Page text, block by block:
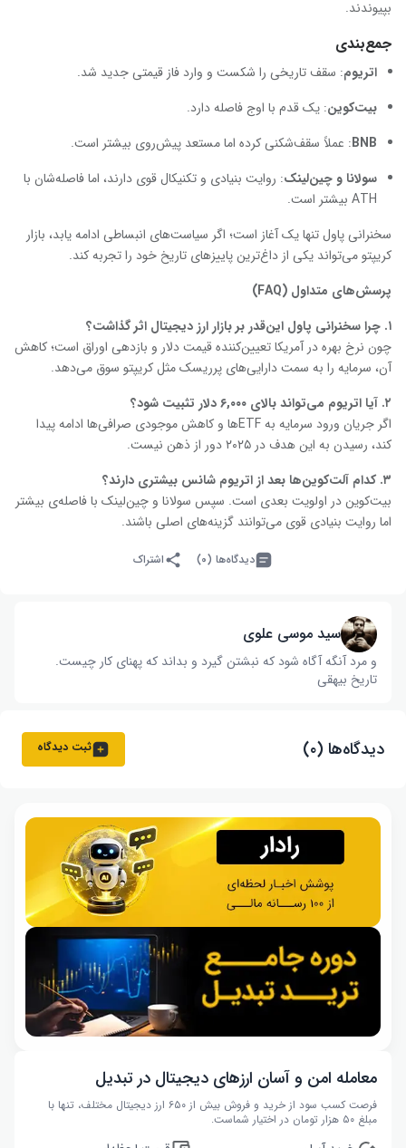
بپیوندند.
جمع‌بندی
اتریوم: سقف تاریخی را شکست و وارد فاز قیمتی جدید شد.
بیت‌کوین: یک قدم با اوج فاصله دارد.
BNB: عملاً سقف‌شکنی کرده اما مستعد پیش‌روی بیشتر است.
سولانا و چین‌لینک: روایت بنیادی و تکنیکال قوی دارند، اما فاصله‌شان با
ATH بیشتر است.
سخنرانی پاول تنها یک آغاز است؛ اگر سیاست‌های انبساطی ادامه یابد، بازار
کریپتو می‌تواند یکی از داغ‌ترین پاییزهای تاریخ خود را تجربه کند.
پرسش‌های متداول (FAQ)
۱. چرا سخنرانی پاول این‌قدر بر بازار ارز دیجیتال اثر گذاشت؟
چون نرخ بهره در آمریکا تعیین‌کننده قیمت دلار و بازدهی اوراق است؛ کاهش
آن، سرمایه را به سمت دارایی‌های پرریسک مثل کریپتو سوق می‌دهد.
۲. آیا اتریوم می‌تواند بالای ۶,۰۰۰ دلار تثبیت شود؟
اگر جریان ورود سرمایه به ETFها و کاهش موجودی صرافی‌ها ادامه پیدا
کند، رسیدن به این هدف در ۲۰۲۵ دور از ذهن نیست.
۳. کدام آلت‌کوین‌ها بعد از اتریوم شانس بیشتری دارند؟
بیت‌کوین در اولویت بعدی است. سپس سولانا و چین‌لینک با فاصله‌ی بیشتر
اما روایت بنیادی قوی می‌توانند گزینه‌های اصلی باشند.
دیدگاه‌ها (۰) اشتراک
سید موسی علوی
و مرد آنگه آگاه شود که نبشتن گیرد و بداند که پهنای کار چیست‌.
تاریخ بیهقی
دیدگاه‌ها (۰) ثبت دیدگاه
معامله امن و آسان ارزهای دیجیتال در تبدیل
فرصت کسب سود از خرید و فروش بیش از ۶۵۰ ارز دیجیتال مختلف، تنها با
مبلغ ۵۰ هزار تومان در اختیار شماست.